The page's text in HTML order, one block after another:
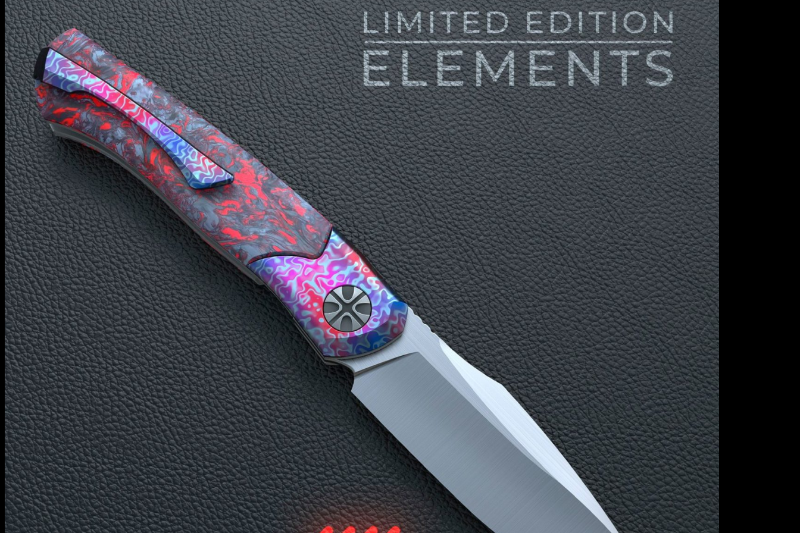
Информация
Уход и обслуживание
О мастерской
Контакты
Гарантия
English
RUB 0
Корзина пуста.
Корзина
Корзина пуста.